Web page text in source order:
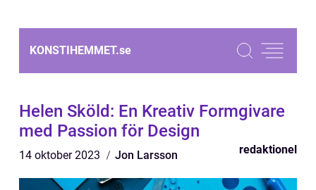
KONSTIHEMMET.se
Helen Sköld: En Kreativ Formgivare
med Passion för Design
14 oktober 2023 Jon Larsson redaktionel